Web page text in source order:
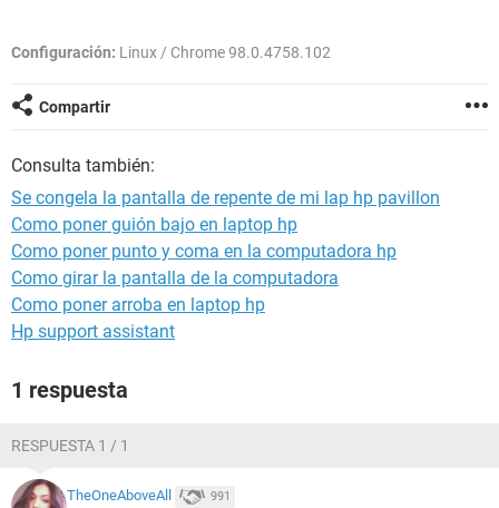
Configuración: Linux / Chrome 98.0.4758.102
Compartir
Consulta también:
Se congela la pantalla de repente de mi lap hp pavillon
Como poner guión bajo en laptop hp
Como poner punto y coma en la computadora hp
Como girar la pantalla de la computadora
Como poner arroba en laptop hp
Hp support assistant
1 respuesta
RESPUESTA 1 / 1
TheOneAboveAll 991